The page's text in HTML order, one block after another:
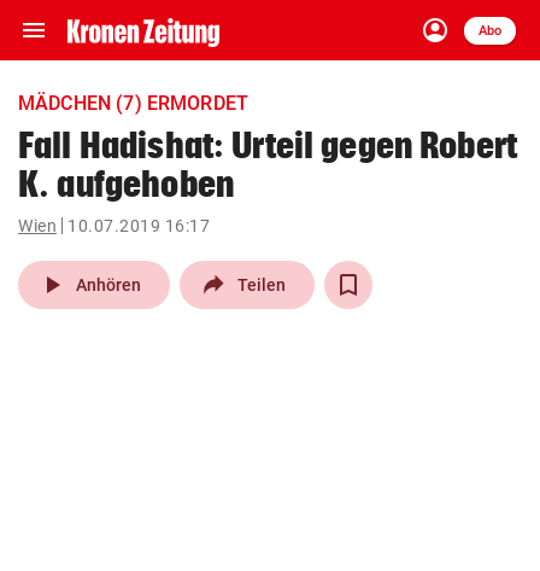
menu Navigation
ein-/ausklappen
account_circle
Anmelden
Abo
close Schließen
account_circle Anmelden
pin_drop
Wien arrow_right
MÄDCHEN (7) ERMORDET
Fall Hadishat: Urteil gegen Robert
K. aufgehoben
Wien 10.07.2019 16:17
play_arrow Anhören Teilen